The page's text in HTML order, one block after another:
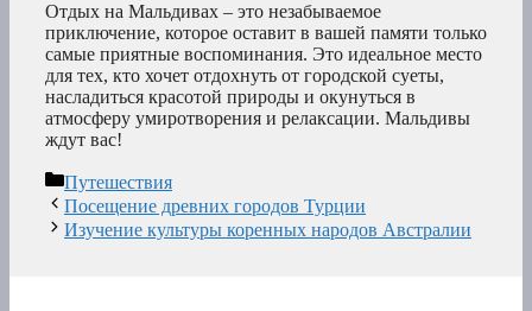
Отдых на Мальдивах – это незабываемое
приключение, которое оставит в вашей памяти только
самые приятные воспоминания. Это идеальное место
для тех, кто хочет отдохнуть от городской суеты,
насладиться красотой природы и окунуться в
атмосферу умиротворения и релаксации. Мальдивы
ждут вас!
Рубрики
Путешествия
Посещение древних городов Турции
Изучение культуры коренных народов Австралии